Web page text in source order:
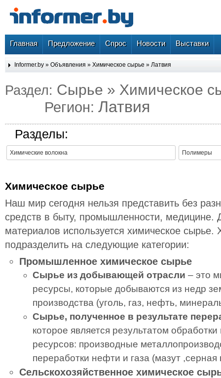
Главная Предложение Спрос Новости Выставки
Informer.by » Объявления » Химическое сырье » Латвия
Раздел: Сырье » Химическое
Регион: Латвия
Разделы:
Химические волокна Полимеры
Химическое сырье
Наш мир сегодня нельзя представить без
средств в быту, промышленности, медицине.
материалов используется химическое
подразделить на следующие категории:
Промышленное химическое сырье
Сырье из добывающей отрасли – это
ресурсы, которые добываются из недр
производства (уголь, газ, нефть,
Сырье, полученное в результате
которое является результатом
ресурсов: производные
переработки нефти и газа (мазут
Сельскохозяйственное химическое